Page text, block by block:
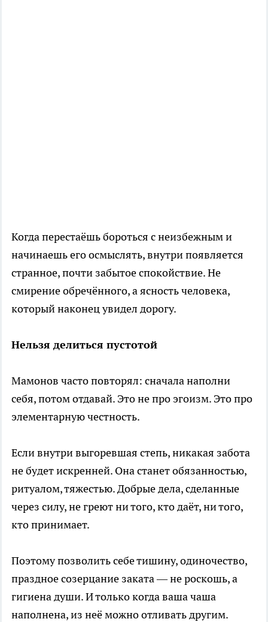
Когда перестаёшь бороться с неизбежным и
начинаешь его осмыслять, внутри появляется
странное, почти забытое спокойствие. Не
смирение обречённого, а ясность человека,
который наконец увидел дорогу.
Нельзя делиться пустотой
Мамонов часто повторял: сначала наполни
себя, потом отдавай. Это не про эгоизм. Это про
элементарную честность.
Если внутри выгоревшая степь, никакая забота
не будет искренней. Она станет обязанностью,
ритуалом, тяжестью. Добрые дела, сделанные
через силу, не греют ни того, кто даёт, ни того,
кто принимает.
Поэтому позволить себе тишину, одиночество,
праздное созерцание заката — не роскошь, а
гигиена души. И только когда ваша чаша
наполнена, из неё можно отливать другим.